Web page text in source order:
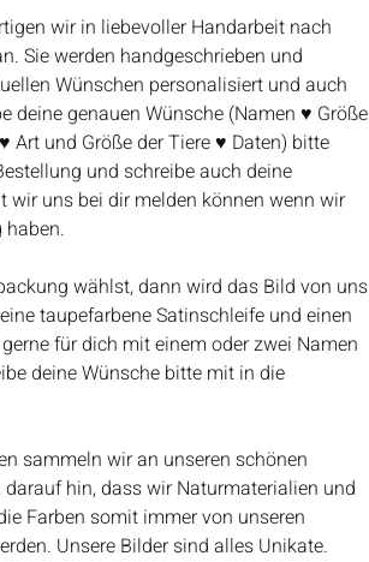
wir in liebevoller Handarbeit nach
Sie werden handgeschrieben und
Wünschen personalisiert und auch
deine genauen Wünsche (Namen ♥ Größe
Art und Größe der Tiere ♥ Daten) bitte
und schreibe auch deine
wir uns bei dir melden können wenn wir
haben.
wählst, dann wird das Bild von uns
taupefarbene Satinschleife und einen
für dich mit einem oder zwei Namen
deine Wünsche bitte mit in die
sammeln wir an unseren schönen
hin, dass wir Naturmaterialien und
Farben somit immer von unseren
Unsere Bilder sind alles Unikate.